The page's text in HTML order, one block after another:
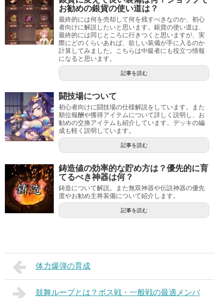
お勧めの銀貨の使い道は？
最終的には何を売却して何を残すべきなのか、初心
者向けに解説したいと思います。銀貨の使い道は、
最終的には同じところに行きつくと思いますが、実
際にどのくらいあれば、欲しい装備が手に入るのか
計算してみました。こちらは中級者にも役立つ情報
になると思います。
記事を読む
闘技場について
初心者向けに闘技場の仕様解説をしています。また
順位報酬や獲得アイテムについて詳しく説明し、お
勧めの交換アイテムも紹介しています。デッキの編
成も軽く説明しています。
記事を読む
鋳造値の効率的な貯め方は？優先的に育
てるべき神器は何？
鋳造について解説。また無双神器や伝説神器の優先
度やお勧め主将装備について紹介します。
記事を読む
体力爆弾の育成
鼓舞ループとは？ボス戦・一般戦の最適メンバ